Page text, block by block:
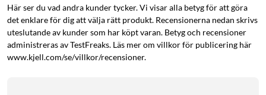
PT723
HQ8505
HQ7380
AT890/20
Här ser du vad andra kunder tycker. Vi visar alla betyg för att göra
det enklare för dig att välja rätt produkt. Recensionerna nedan skrivs
uteslutande av kunder som har köpt varan. Betyg och recensioner
administreras av TestFreaks. Läs mer om villkor för publicering här
www.kjell.com/se/villkor/recensioner.